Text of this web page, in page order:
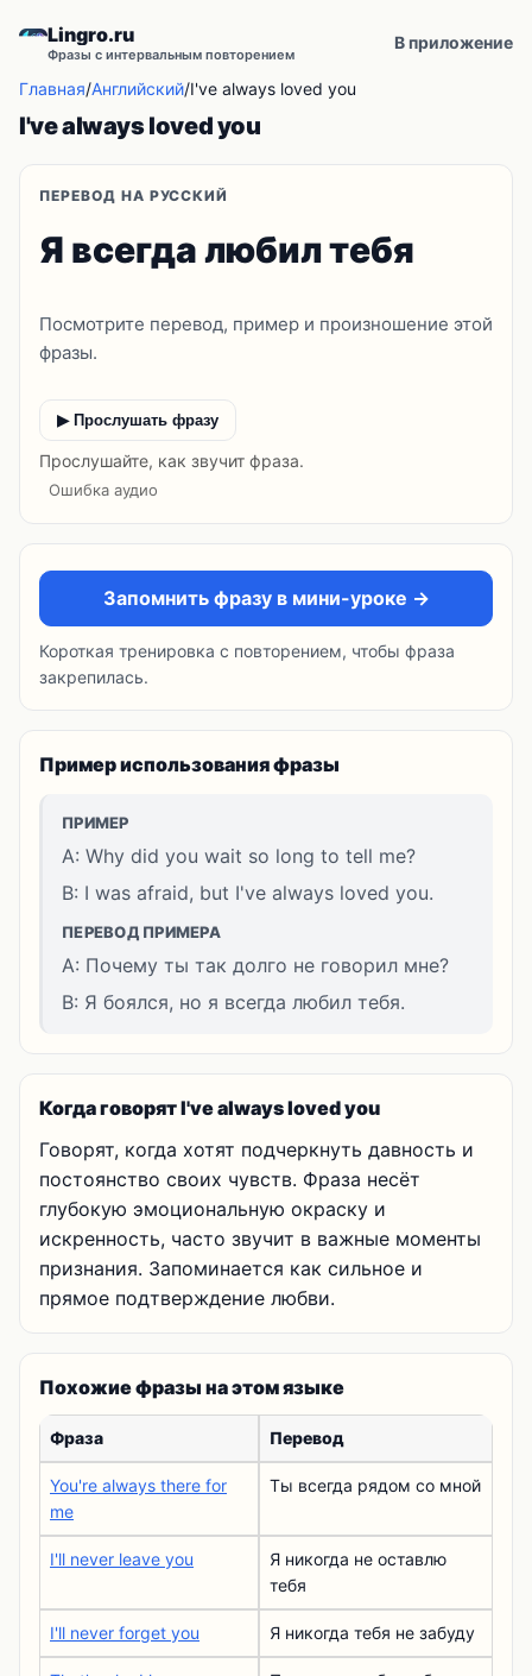
Lingro.ru
Фразы с интервальным повторением
В приложение
Главная/Английский/I've always loved you
I've always loved you
ПЕРЕВОД НА РУССКИЙ
Я всегда любил тебя
Посмотрите перевод, пример и произношение этой
фразы.
▶ Прослушать фразу
Прослушайте, как звучит фраза.
Ошибка аудио
Запомнить фразу в мини-уроке →
Короткая тренировка с повторением, чтобы фраза
закрепилась.
Пример использования фразы
ПРИМЕР
A: Why did you wait so long to tell me?
B: I was afraid, but I've always loved you.
ПЕРЕВОД ПРИМЕРА
A: Почему ты так долго не говорил мне?
B: Я боялся, но я всегда любил тебя.
Когда говорят I've always loved you
Говорят, когда хотят подчеркнуть давность и
постоянство своих чувств. Фраза несёт
глубокую эмоциональную окраску и
искренность, часто звучит в важные моменты
признания. Запоминается как сильное и
прямое подтверждение любви.
Похожие фразы на этом языке
Фраза Перевод
You're always there for
me
Ты всегда рядом со мной
I'll never leave you
Я никогда не оставлю
тебя
I'll never forget you Я никогда тебя не забуду